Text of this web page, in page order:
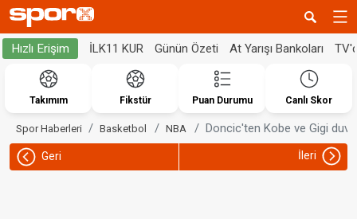
Hızlı Erişim İLK11 KUR Günün Özeti At Yarışı Bankoları
Takımım Fikstür Puan Durumu Canlı Skor
Spor Haberleri Basketbol NBA Doncic'ten Kobe ve Gigi
Geri İleri